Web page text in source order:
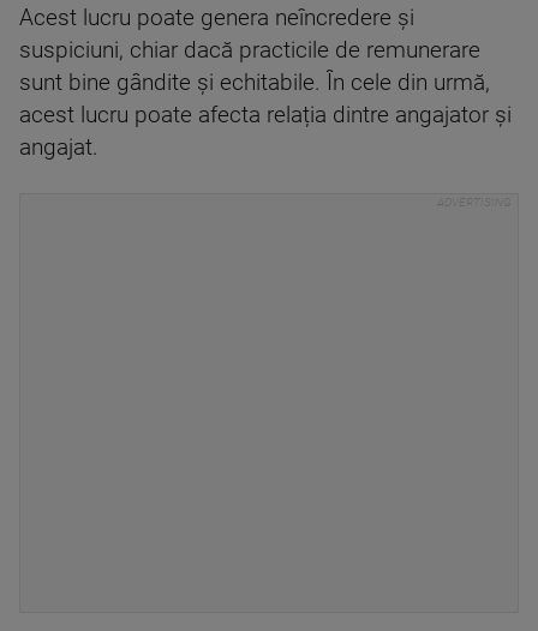
Acest lucru poate genera neîncredere și
suspiciuni, chiar dacă practicile de remunerare
sunt bine gândite și echitabile. În cele din urmă,
acest lucru poate afecta relația dintre angajator și
angajat.